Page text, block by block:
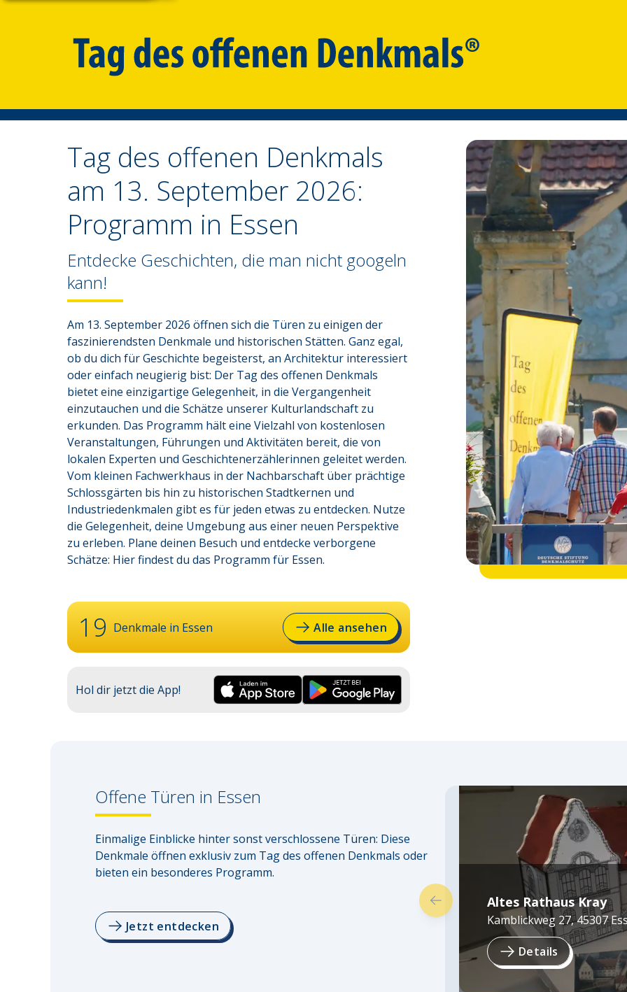
Tag des offenen Denkmals
am 13. September 2026:
Programm in Essen
Entdecke Geschichten, die man nicht googeln
kann!
Am 13. September 2026 öffnen sich die Türen zu einigen der
faszinierendsten Denkmale und historischen Stätten. Ganz egal,
ob du dich für Geschichte begeisterst, an Architektur interessiert
oder einfach neugierig bist: Der Tag des offenen Denkmals
bietet eine einzigartige Gelegenheit, in die Vergangenheit
einzutauchen und die Schätze unserer Kulturlandschaft zu
erkunden. Das Programm hält eine Vielzahl von kostenlosen
Veranstaltungen, Führungen und Aktivitäten bereit, die von
lokalen Experten und Geschichtenerzählerinnen geleitet werden.
Vom kleinen Fachwerkhaus in der Nachbarschaft über prächtige
Schlossgärten bis hin zu historischen Stadtkernen und
Industriedenkmalen gibt es für jeden etwas zu entdecken. Nutze
die Gelegenheit, deine Umgebung aus einer neuen Perspektive
zu erleben. Plane deinen Besuch und entdecke verborgene
Schätze: Hier findest du das Programm für Essen.
19 Denkmale in Essen Alle ansehen
Hol dir jetzt die App!
Offene Türen in Essen
Einmalige Einblicke hinter sonst verschlossene Türen: Diese
Denkmale öffnen exklusiv zum Tag des offenen Denkmals oder
bieten ein besonderes Programm.
Jetzt entdecken
Altes Rathaus Kray
Kamblickweg 27,45307
Details